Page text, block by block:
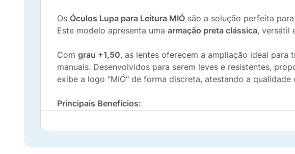
Os Óculos Lupa para Leitura MIÓ são a solução perfeita
Este modelo apresenta uma armação preta clássica, versátil
Com grau +1,50, as lentes oferecem a ampliação ideal
manuais. Desenvolvidos para serem leves e resistentes,
exibe a logo "MIÓ" de forma discreta, atestando a qualidade
Principais Benefícios: